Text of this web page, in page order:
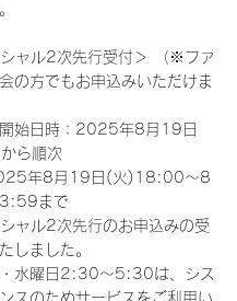
ャル2次先行受付＞ （※ファ
の方でもお申込みいただけま
始日時：2025年8月19日
ら順次
年8月19日(火)18:00～8
まで
ャル2次先行のお申込みの受
しました。
水曜日2:30～5:30は、シス